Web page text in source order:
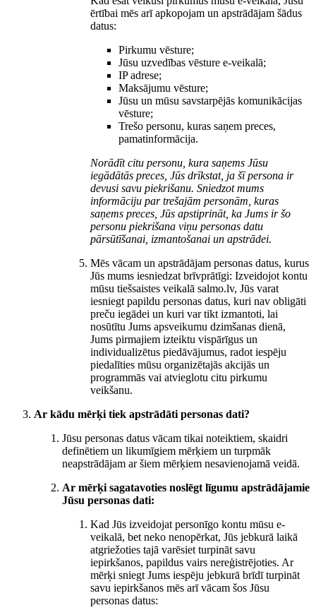
ērtībai mēs arī apkopojam un apstrādājam šādus
datus:
Pirkumu vēsture;
Jūsu uzvedības vēsture e-veikalā;
IP adrese;
Maksājumu vēsture;
Jūsu un mūsu savstarpējās komunikācijas
vēsture;
Trešo personu, kuras saņem preces,
pamatinformācija.
Norādīt citu personu, kura saņems Jūsu
iegādātās preces, Jūs drīkstat, ja šī persona ir
devusi savu piekrišanu. Sniedzot mums
informāciju par trešajām personām, kuras
saņems preces, Jūs apstiprināt, ka Jums ir šo
personu piekrišana viņu personas datu
pārsūtīšanai, izmantošanai un apstrādei.
Mēs vācam un apstrādājam personas datus, kurus
Jūs mums iesniedzat brīvprātīgi: Izveidojot kontu
mūsu tiešsaistes veikalā salmo.lv, Jūs varat
iesniegt papildu personas datus, kuri nav obligāti
preču iegādei un kuri var tikt izmantoti, lai
nosūtītu Jums apsveikumu dzimšanas dienā,
Jums pirmajiem izteiktu vispārīgus un
individualizētus piedāvājumus, radot iespēju
piedalīties mūsu organizētajās akcijās un
programmās vai atvieglotu citu pirkumu
veikšanu.
Ar kādu mērķi tiek apstrādāti personas dati?
Jūsu personas datus vācam tikai noteiktiem, skaidri
definētiem un likumīgiem mērķiem un turpmāk
neapstrādājam ar šiem mērķiem nesavienojamā veidā.
Ar mērķi sagatavoties noslēgt līgumu apstrādājamie
Jūsu personas dati:
Kad Jūs izveidojat personīgo kontu mūsu e-
veikalā, bet neko nenopērkat, Jūs jebkurā laikā
atgriežoties tajā varēsiet turpināt savu
iepirkšanos, papildus vairs nereģistrējoties. Ar
mērķi sniegt Jums iespēju jebkurā brīdī turpināt
savu iepirkšanos mēs arī vācam šos Jūsu
personas datus: